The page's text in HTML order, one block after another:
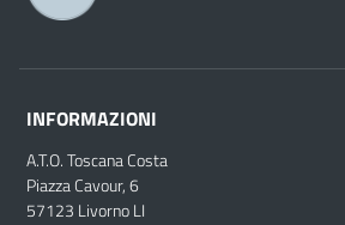
INFORMAZIONI
A.T.O. Toscana Costa
Piazza Cavour, 6
57123 Livorno LI